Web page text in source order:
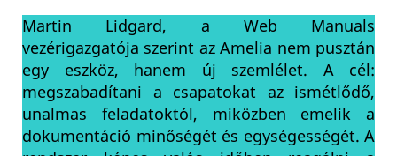
Martin Lidgard, a Web Manuals
vezérigazgatója szerint az Amelia nem pusztán
egy eszköz, hanem új szemlélet. A cél:
megszabadítani a csapatokat az ismétlődő,
unalmas feladatoktól, miközben emelik a
dokumentáció minőségét és egységességét. A